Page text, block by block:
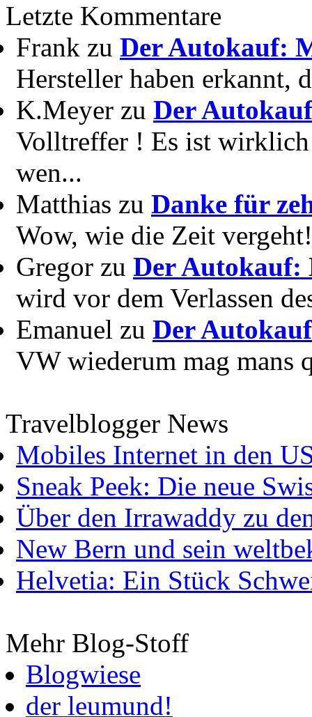
Letzte Kommentare
Frank zu Der Autokauf:
Hersteller haben erkannt,
K.Meyer zu Der
Volltreffer ! Es ist wirklich
wen...
Matthias zu Danke für
Wow, wie die Zeit
Gregor zu Der Autokauf:
wird vor dem Verlassen
Emanuel zu Der
VW wiederum mag mans
Travelblogger News
Mobiles Internet in den
Sneak Peek: Die neue
Über den Irrawaddy zu
New Bern und sein
Helvetia: Ein Stück
Mehr Blog-Stoff
Blogwiese
der leumund!